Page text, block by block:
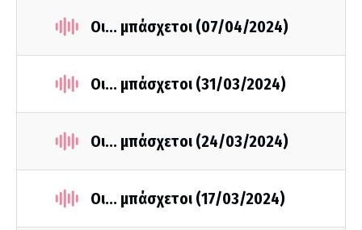
Οι... μπάσχετοι (07/04/2024)
Οι... μπάσχετοι (31/03/2024)
Οι... μπάσχετοι (24/03/2024)
Οι... μπάσχετοι (17/03/2024)